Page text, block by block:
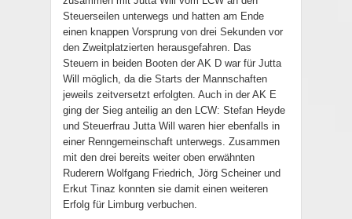
Steuerseilen unterwegs und hatten am Ende
einen knappen Vorsprung von drei Sekunden vor
den Zweitplatzierten herausgefahren. Das
Steuern in beiden Booten der AK D war für Jutta
Will möglich, da die Starts der Mannschaften
jeweils zeitversetzt erfolgten. Auch in der AK E
ging der Sieg anteilig an den LCW: Stefan Heyde
und Steuerfrau Jutta Will waren hier ebenfalls in
einer Renngemeinschaft unterwegs. Zusammen
mit den drei bereits weiter oben erwähnten
Ruderern Wolfgang Friedrich, Jörg Scheiner und
Erkut Tinaz konnten sie damit einen weiteren
Erfolg für Limburg verbuchen.